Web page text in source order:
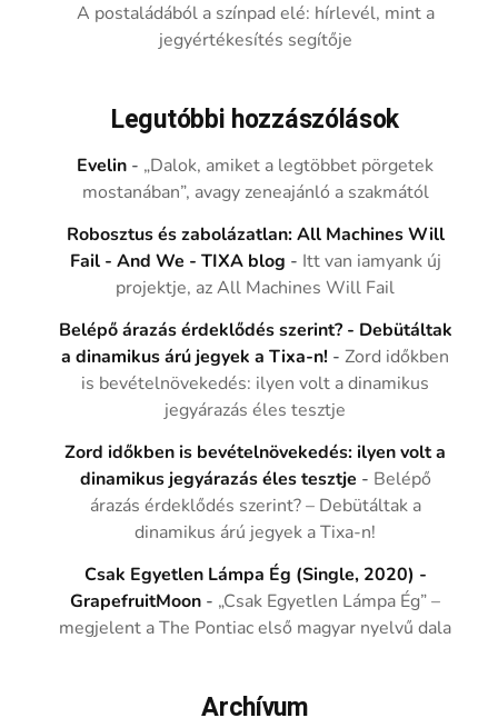
A postaládából a színpad elé: hírlevél, mint a
jegyértékesítés segítője
Legutóbbi hozzászólások
Evelin - „Dalok, amiket a legtöbbet pörgetek
mostanában”, avagy zeneajánló a szakmától
Robosztus és zabolázatlan: All Machines Will
Fail - And We - TIXA blog - Itt van iamyank új
projektje, az All Machines Will Fail
Belépő árazás érdeklődés szerint? - Debütáltak
a dinamikus árú jegyek a Tixa-n! -Zord időkben
is bevételnövekedés: ilyen volt a dinamikus
jegyárazás éles tesztje
Zord időkben is bevételnövekedés: ilyen volt a
dinamikus jegyárazás éles tesztje - Belépő
árazás érdeklődés szerint? – Debütáltak a
dinamikus árú jegyek a Tixa-n!
Csak Egyetlen Lámpa Ég (Single, 2020) -
GrapefruitMoon - „Csak Egyetlen Lámpa Ég” –
megjelent a The Pontiac első magyar nyelvű dala
Archívum